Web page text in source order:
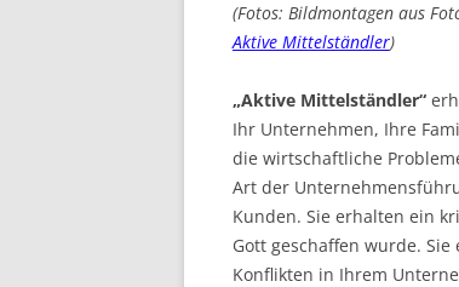
(Fotos: Bildmontagen aus
Aktive Mittelständler)
„Aktive Mittelständler“
Ihr Unternehmen, Ihre
die wirtschaftliche
Art der
Kunden. Sie erhalten ein
Gott geschaffen wurde.
Konflikten in Ihrem